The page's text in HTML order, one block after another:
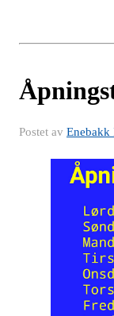
Postet av Enebakk